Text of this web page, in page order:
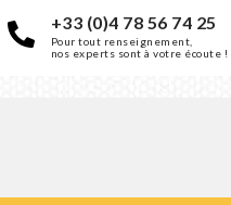
+33 (0)4 78 56 74 25
Pour tout renseignement,
nos experts sont à votre écoute !